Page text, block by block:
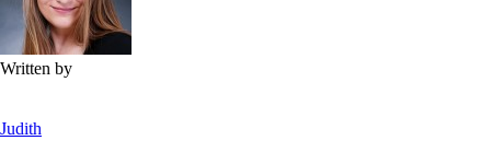
Written by
Judith